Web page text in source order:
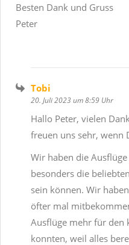
Besten Dank und Gruss
Peter
Tobi
20. Juli 2023 um 8:59 Uhr
Hallo Peter, vielen
freuen uns sehr, wenn
Wir haben die
besonders die
sein können. Wir
öfter mal
Ausflüge mehr für den
konnten, weil alles